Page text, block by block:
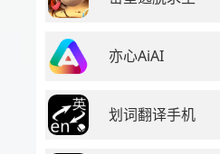
亦心AiAI
划词翻译手机